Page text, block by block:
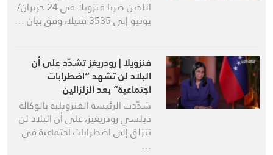
اللذين ضربا فنزويلا في 24 حزيران/
يونيو إلى 3535 قتيلا، وفق بيان …
فنزويلا | رودريغز تشدّد على أن
البلاد لن تشهد “اضطرابات
اجتماعية” بعد الزلزالين
شدّدت الرئيسة الفنزويلية بالوكالة
ديلسي رودريغيز، على أن البلاد لن
تنزلق إلى اضطرابات اجتماعية في
…